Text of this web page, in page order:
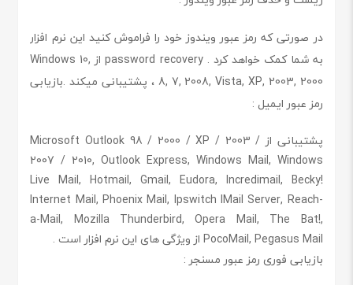
در صورتی که رمز عبور ویندوز خود را فراموش کنید این نرم افزار
به شما کمک خواهد کرد . password recovery از Windows 10,
8, 7, 2008, Vista, XP, 2003, 2000 ، پشتیبانی میکند .
بازیابی
رمز عبور ایمیل :
پشتیبانی از Microsoft Outlook 98 / 2000 / XP / 2003 /
2007 / 2010, Outlook Express, Windows Mail, Windows
Live Mail, Hotmail, Gmail, Eudora, Incredimail, Becky!
Internet Mail, Phoenix Mail, Ipswitch IMail Server, Reach-
a-Mail, Mozilla Thunderbird, Opera Mail, The Bat!,
PocoMail, Pegasus Mail از ویژگی های این نرم افزار است .
بازیابی فوری رمز عبور مسنجر :